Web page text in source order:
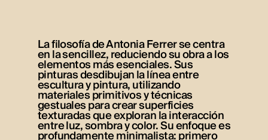
La filosofía de Antonia Ferrer se centra
en la sencillez, reduciendo su obra a los
elementos más esenciales. Sus
pinturas desdibujan la línea entre
escultura y pintura, utilizando
materiales primitivos y técnicas
gestuales para crear superficies
texturadas que exploran la interacción
entre luz, sombra y color. Su enfoque es
profundamente minimalista: primero